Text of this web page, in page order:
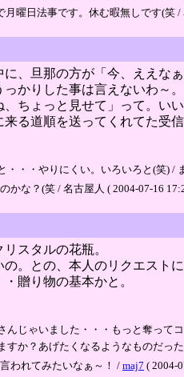
曜日法事です。休む暇無しです(笑 /
、旦那の方が「今、ええな
かりした事は言えないわ～
ちょっと見せて」って。
る道順を送ってくれてた受
・・やりにくい。いろいろと(笑) /
かな？(笑 / 名古屋人 ( 2004-07-16
スタルの花瓶。
。との、本人のリクエストに
贈り物の基本かと。
じゃいました・・・もっと奪って
か？あげたくなるようなものだっ
われてみたいなぁ～！ / maj7 ( 2004-